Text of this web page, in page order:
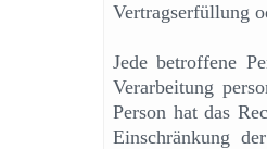
Vertragserfüllung
Jede betroffene
Verarbeitung
Person hat das
Einschränkung